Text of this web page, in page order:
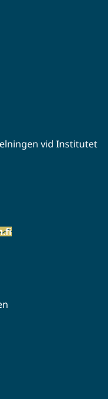
vid Institutet